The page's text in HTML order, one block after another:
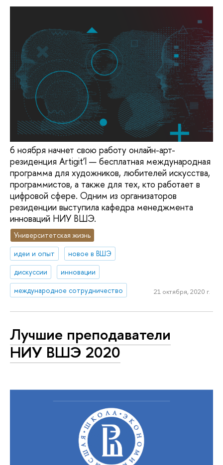
6 ноября начнет свою работу онлайн-арт-
резиденция Artigit’l — бесплатная международная
программа для художников, любителей искусства,
программистов, а также для тех, кто работает в
цифровой сфере. Одним из организаторов
резиденции выступила кафедра менеджмента
инноваций НИУ ВШЭ.
Университетская жизнь
идеи и опыт
новое в ВШЭ
дискуссии
инновации
международное сотрудничество
21 октября, 2020 г.
Лучшие преподаватели
НИУ ВШЭ 2020